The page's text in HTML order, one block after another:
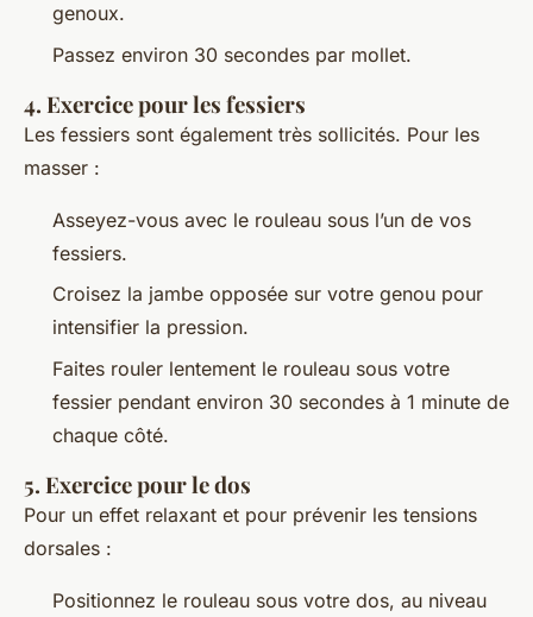
genoux.
Passez environ 30 secondes par mollet.
4. Exercice pour les fessiers
Les fessiers sont également très sollicités. Pour les
masser :
Asseyez-vous avec le rouleau sous l’un de vos
fessiers.
Croisez la jambe opposée sur votre genou pour
intensifier la pression.
Faites rouler lentement le rouleau sous votre
fessier pendant environ 30 secondes à 1 minute de
chaque côté.
5. Exercice pour le dos
Pour un effet relaxant et pour prévenir les tensions
dorsales :
Positionnez le rouleau sous votre dos, au niveau